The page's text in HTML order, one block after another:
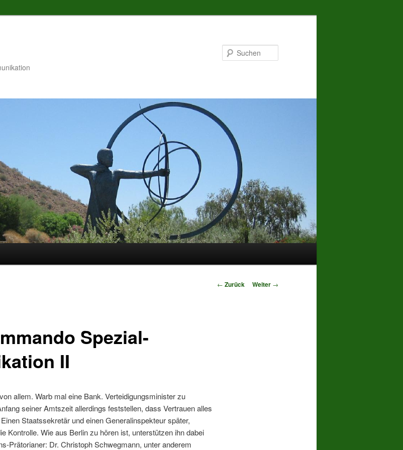
Beitrags-
← Zurück Weiter →
Spezial-
II
allem. Warb mal eine Bank. Verteidigungsminister zu
seiner Amtszeit allerdings feststellen, dass Vertrauen alles
Staatssekretär und einen Generalinspekteur später,
Kontrolle. Wie aus Berlin zu hören ist, unterstützen ihn dabei
Prätorianer: Dr. Christoph Schwegmann, unter anderem